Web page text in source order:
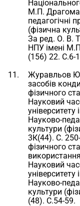
М.П.
педагогічні
(фізична
За ред. О. В.
НПУ імені
(156) 22. С.6-
Журавльов
засобів
фізичного
Науковий
Науково-
культури
3К(44). С.
фізичного
Науковий
Науково-
культури
(48). С.54-59.